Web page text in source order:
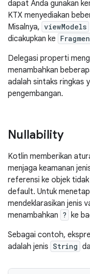
dapat Anda gunakan
KTX menyediakan
Misalnya, viewModels
dicakupkan ke
Delegasi properti
menambahkan
adalah sintaks ringkas
pengembangan.
Nullability
Kotlin memberikan
menjaga keamanan
referensi ke objek
default. Untuk
mendeklarasikan jenis
menambahkan ? ke
Sebagai contoh,
adalah jenis String